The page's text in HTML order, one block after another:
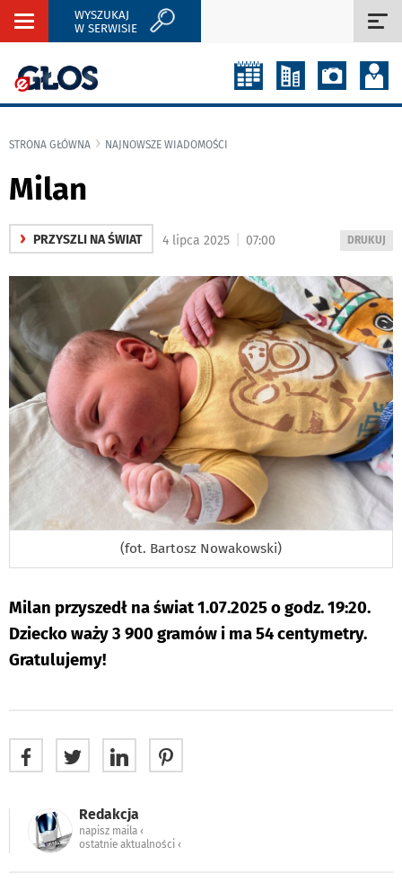
Rozwiń
WYSZUKAJ
W SERWISIE
STRONA GŁÓWNA NAJNOWSZE WIADOMOŚCI
Milan
› PRZYSZLI NA ŚWIAT
WYDRUKUJ
DRUKUJ
4 lipca 2025 07:00
(fot. Bartosz Nowakowski)
Milan przyszedł na świat 1.07.2025 o godz. 19:20.
Dziecko waży 3 900 gramów i ma 54 centymetry.
Gratulujemy!
Redakcja
napisz maila ‹
ostatnie aktualności ‹